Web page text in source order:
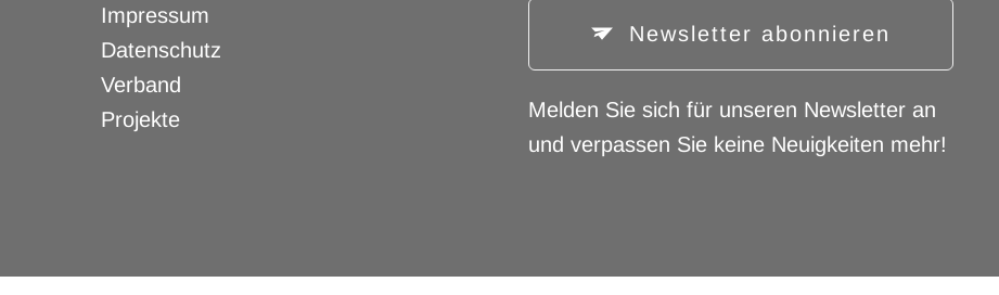
Navigation
überspringen
Impressum
Datenschutz
Verband
Projekte
Newsletter abonnieren
Melden Sie sich für unseren Newsletter an
und verpassen Sie keine Neuigkeiten mehr!